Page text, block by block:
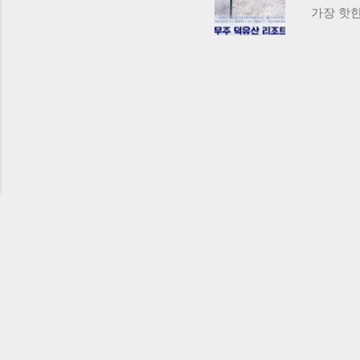
가장 핫
코스로